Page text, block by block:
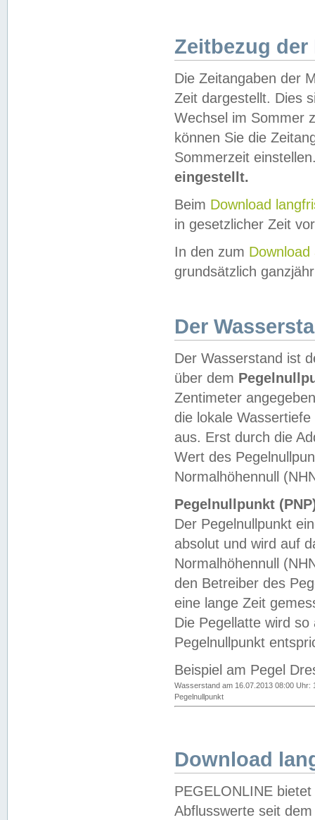
Zeitbezug der
Die Zeitangaben der
Zeit dargestellt. Dies
Wechsel im Sommer
können Sie die
Sommerzeit
eingestellt.
Beim Download
in gesetzlicher Zeit
In den zum Download
grundsätzlich
Der
Der Wasserstand ist
über dem
Zentimeter
die lokale
aus. Erst durch die
Wert des
Normalhöhennull
Pegelnullpunkt
Der Pegelnullpunkt
absolut und wird auf
Normalhöhennull
den Betreiber des
eine lange Zeit
Die Pegellatte wird
Pegelnullpunkt
Beispiel am Pegel
Wasserstand am 16.07.2013 08:00 Uhr:
Pegelnullpunkt
Download
PEGELONLINE
Abflusswerte seit